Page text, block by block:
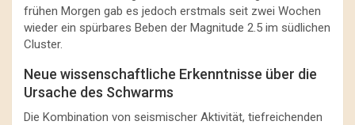
frühen Morgen gab es jedoch erstmals seit zwei Wochen
wieder ein spürbares Beben der Magnitude 2.5 im südlichen
Cluster.
Neue wissenschaftliche Erkenntnisse über die
Ursache des Schwarms
Die Kombination von seismischer Aktivität, tiefreichenden